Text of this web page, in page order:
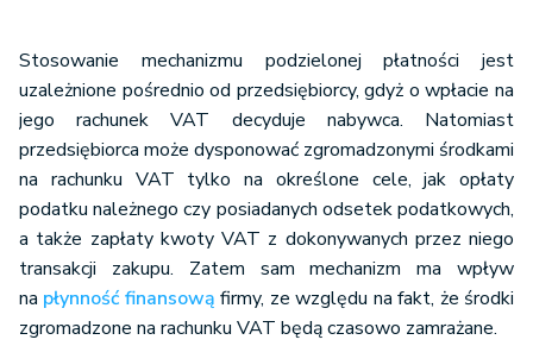
Stosowanie mechanizmu podzielonej płatności jest
uzależnione pośrednio od przedsiębiorcy, gdyż o wpłacie na
jego rachunek VAT decyduje nabywca. Natomiast
przedsiębiorca może dysponować zgromadzonymi środkami
na rachunku VAT tylko na określone cele, jak opłaty
podatku należnego czy posiadanych odsetek podatkowych,
a także zapłaty kwoty VAT z dokonywanych przez niego
transakcji zakupu. Zatem sam mechanizm ma wpływ
na płynność finansową firmy, ze względu na fakt, że środki
zgromadzone na rachunku VAT będą czasowo zamrażane.